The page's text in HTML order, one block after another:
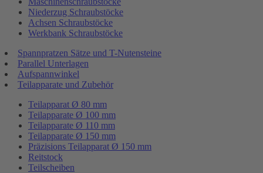
Niederzug Schraubstöcke
Achsen Schraubstöcke
Werkbank Schraubstöcke
Spannpratzen Sätze und T-Nutensteine
Parallel Unterlagen
Aufspannwinkel
Teilapparate und Zubehör
Teilapparat Ø 80 mm
Teilapparate Ø 100 mm
Teilapparate Ø 110 mm
Teilapparate Ø 150 mm
Präzisions Teilapparat Ø 150 mm
Reitstock
Teilscheiben